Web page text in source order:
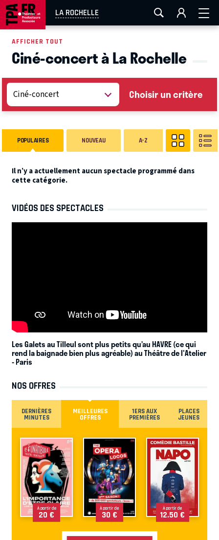
LA ROCHELLE
AIX-MARSEILLE AURAY LA ROCHELLE
EN TOURNÉE
AFFICHER TOUT
Ciné-concert à La Rochelle
Choisir un critère
POPULAIRES NOUVEAU A-Z
Il n’y a actuellement aucun spectacle programmé dans
cette catégorie.
VIDÉOS DES SPECTACLES
Les Galets au Tilleul sont plus petits qu’au HAVRE (ce qui
rend la baignade bien plus agréable) au Théâtre de l'Atelier
- Paris
NOS OFFRES
DERNIÈRES
MINUTES
MEILLEURES
OFFRES
1ERS AUX
PREMIÈRES
PLACES
JEUNES
À partir de
20 €
À partir de
30 €
À partir de
12.50 €